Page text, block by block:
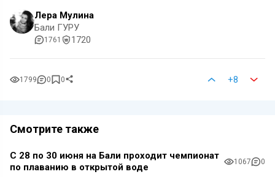
Лера Мулина
Бали ГУРУ
1761 1720
1799 0 0 +8
Смотрите также
С 28 по 30 июня на Бали проходит чемпионат
по плаванию в открытой воде
1067 0